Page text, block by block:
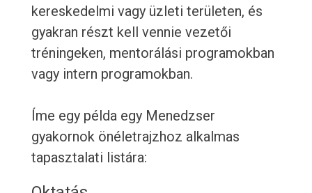
kereskedelmi vagy üzleti területen, és
gyakran részt kell vennie vezetői
tréningeken, mentorálási programokban
vagy intern programokban.
Íme egy példa egy Menedzser
gyakornok önéletrajzhoz alkalmas
tapasztalati listára: